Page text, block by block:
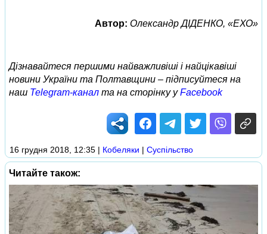
Автор: Олександр ДІДЕНКО, «ЕХО»
Дізнавайтеся першими найважливіші і найцікавіші
новини України та Полтавщини – підписуйтеся на
наш Telegram-канал та на сторінку уFacebook
16 грудня 2018, 12:35 | Кобеляки | Суспільство
Читайте також: